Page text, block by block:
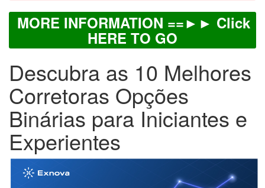
MORE INFORMATION ==►► Click
HERE TO GO
Descubra as 10 Melhores
Corretoras Opções
Binárias para Iniciantes e
Experientes